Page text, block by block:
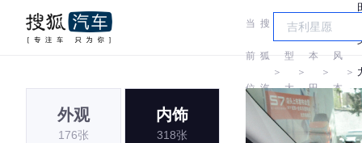
当
前
位
搜
狐
汽
车
＞
车
型
大
全
＞
本
田
＞
风
本
田
＞
外观
176张
内饰
318张